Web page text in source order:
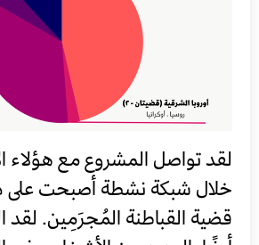
لقد تواصل المشروع مع
خلال شبكة نشطة أصبحت على
قضية القباطنة المُجرَمِين. لقد